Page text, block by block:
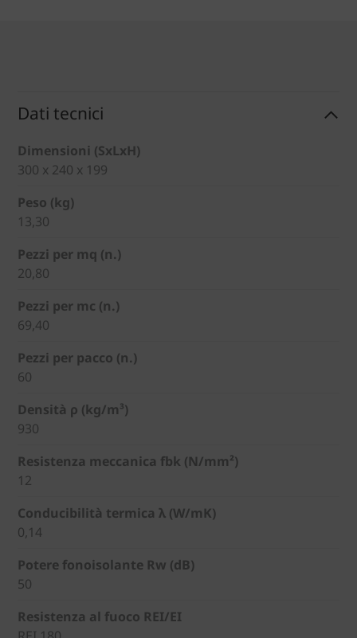
Dati tecnici
Dimensioni (SxLxH)
300 x 240 x 199
Peso (kg)
13,30
Pezzi per mq (n.)
20,80
Pezzi per mc (n.)
69,40
Pezzi per pacco (n.)
60
Densità ρ (kg/m³)
930
Resistenza meccanica fbk (N/mm²)
12
Conducibilità termica λ (W/mK)
0,14
Potere fonoisolante Rw (dB)
50
Resistenza al fuoco REI/EI